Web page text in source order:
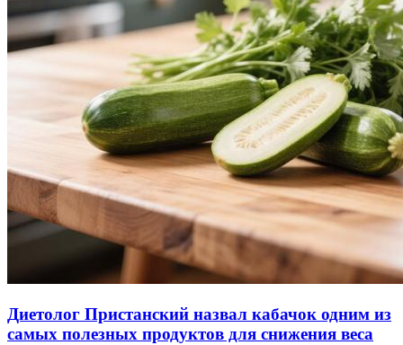
Диетолог Пристанский назвал кабачок одним из
самых полезных продуктов для снижения веса